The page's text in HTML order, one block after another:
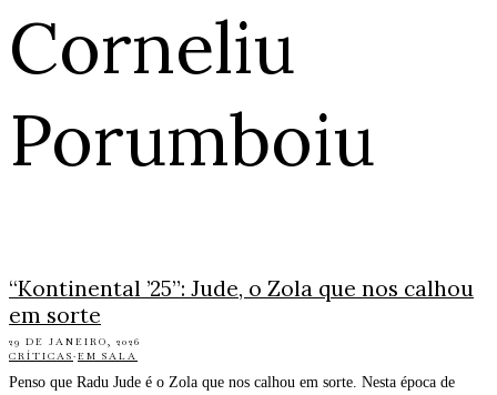
Corneliu
Porumboiu
“Kontinental ’25”: Jude, o Zola que nos calhou
em sorte
29 DE JANEIRO, 2026
CRÍTICAS·EM SALA
Penso que Radu Jude é o Zola que nos calhou em sorte. Nesta época de